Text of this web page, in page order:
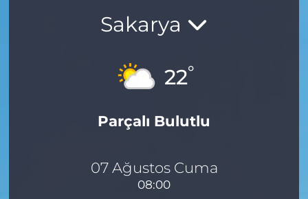
Sakarya
22°
Parçalı Bulutlu
07 Ağustos Cuma
08:00